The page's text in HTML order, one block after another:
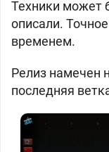
Техники может
описали.
временем.
Релиз намечен
последняя